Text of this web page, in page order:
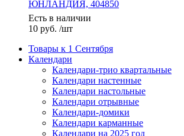
ЮНЛАНДИЯ, 404850
Есть в наличии
10 руб. /шт
Товары к 1 Сентября
Календари
Календари-трио квартальные
Календари настенные
Календари настольные
Календари отрывные
Календари-домики
Календари карманные
Календари на 2025 год